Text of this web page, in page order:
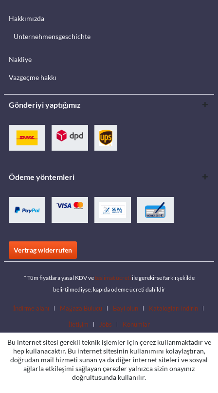
Hakkımızda
Unternehmensgeschichte
Nakliye
Vazgeçme hakkı
Gönderiyi yaptığımız
Ödeme yöntemleri
Vertrag widerrufen
* Tüm fiyatlara yasal KDV veteslimat ücreti ile gerekirse farklı şekilde
belirtilmediyse, kapıda ödeme ücreti dahildir
İndirme alanı Mağaza Bulucu Bayi olun Katalogları indirin
İletişim Jobs Konumlar
Bu internet sitesi gerekli teknik işlemler için çerez kullanmaktadır ve
hep kullanacaktır. Bu internet sitesinin kullanımını kolaylaştıran,
doğrudan mail hizmeti sunan ya da diğer internet siteleri ve sosyal
ağlarla etkileşimi sağlayan çerezler yalnızca sizin onayınız
doğrultusunda kullanılır.